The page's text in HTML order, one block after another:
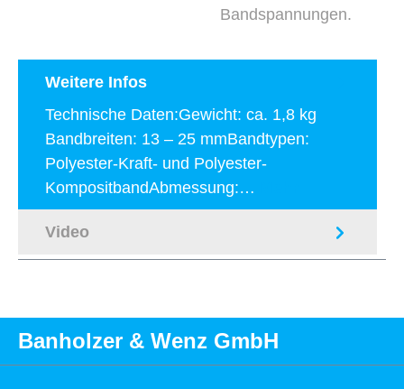
Bandspannungen.
Weitere Infos
Technische Daten:Gewicht: ca. 1,8 kg
Bandbreiten: 13 – 25 mmBandtypen:
Polyester-Kraft- und Polyester-
KompositbandAbmessung:…
Video
Banholzer & Wenz GmbH